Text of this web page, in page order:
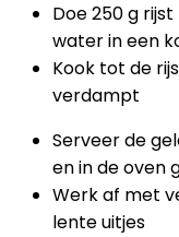
Doe 250 g
water in een
Kook tot de
verdampt
Serveer de
en in de oven
Werk af met
lente uitjes